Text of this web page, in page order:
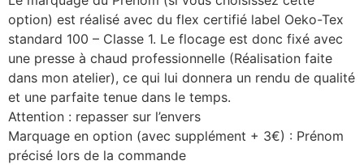
option) est réalisé avec du flex certifié label Oeko-Tex
standard 100 – Classe 1. Le flocage est donc fixé avec
une presse à chaud professionnelle (Réalisation faite
dans mon atelier), ce qui lui donnera un rendu de qualité
et une parfaite tenue dans le temps.
Attention : repasser sur l’envers
Marquage en option (avec supplément + 3€) : Prénom
précisé lors de la commande